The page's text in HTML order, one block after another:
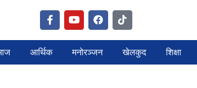
आर्थिक मनोरञ्जन खेलकुद शिक्षा